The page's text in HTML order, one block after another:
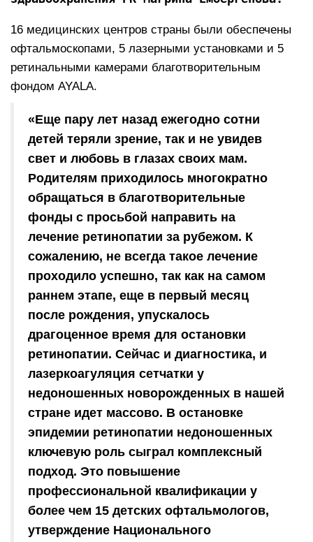
16 медицинских центров страны были обеспечены
офтальмоскопами, 5 лазерными установками и 5
ретинальными камерами благотворительным
фондом AYALA.
«Еще пару лет назад ежегодно сотни
детей теряли зрение, так и не увидев
свет и любовь в глазах своих мам.
Родителям приходилось многократно
обращаться в благотворительные
фонды с просьбой направить на
лечение ретинопатии за рубежом. К
сожалению, не всегда такое лечение
проходило успешно, так как на самом
раннем этапе, еще в первый месяц
после рождения, упускалось
драгоценное время для остановки
ретинопатии. Сейчас и диагностика, и
лазеркоагуляция сетчатки у
недоношенных новорожденных в нашей
стране идет массово. В остановке
эпидемии ретинопатии недоношенных
ключевую роль сыграл комплексный
подход. Это повышение
профессиональной квалификации у
более чем 15 детских офтальмологов,
утверждение Национального